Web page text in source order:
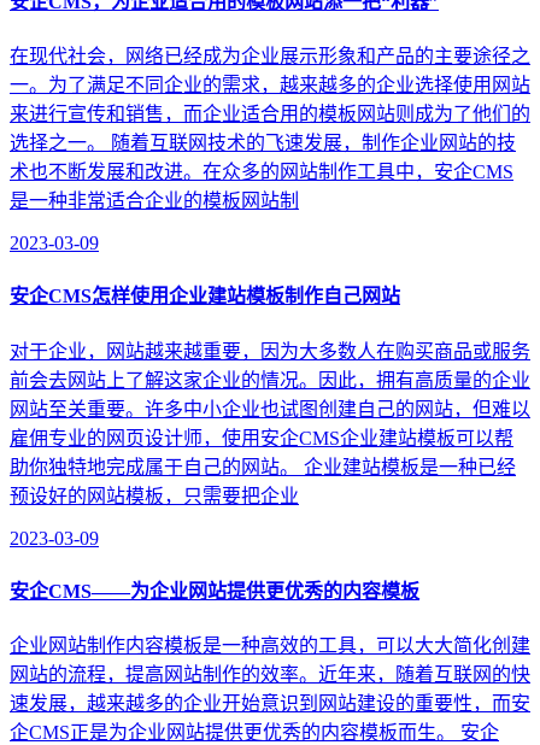
在现代社会，网络已经成为企业展示形象和产品的主要途径之
一。为了满足不同企业的需求，越来越多的企业选择使用网站
来进行宣传和销售，而企业适合用的模板网站则成为了他们的
选择之一。 随着互联网技术的飞速发展，制作企业网站的技
术也不断发展和改进。在众多的网站制作工具中，安企CMS
是一种非常适合企业的模板网站制
2023-03-09
安企CMS怎样使用企业建站模板制作自己网站
对于企业，网站越来越重要，因为大多数人在购买商品或服务
前会去网站上了解这家企业的情况。因此，拥有高质量的企业
网站至关重要。许多中小企业也试图创建自己的网站，但难以
雇佣专业的网页设计师，使用安企CMS企业建站模板可以帮
助你独特地完成属于自己的网站。 企业建站模板是一种已经
预设好的网站模板，只需要把企业
2023-03-09
安企CMS——为企业网站提供更优秀的内容模板
企业网站制作内容模板是一种高效的工具，可以大大简化创建
网站的流程，提高网站制作的效率。近年来，随着互联网的快
速发展，越来越多的企业开始意识到网站建设的重要性，而安
企CMS正是为企业网站提供更优秀的内容模板而生。 安企